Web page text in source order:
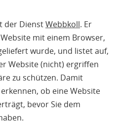
der DienstWebbkoll. Er
mit einem Browser,
wurde, und listet auf,
Website (nicht) ergriffen
zu schützen. Damit
ob eine Website
bevor Sie dem